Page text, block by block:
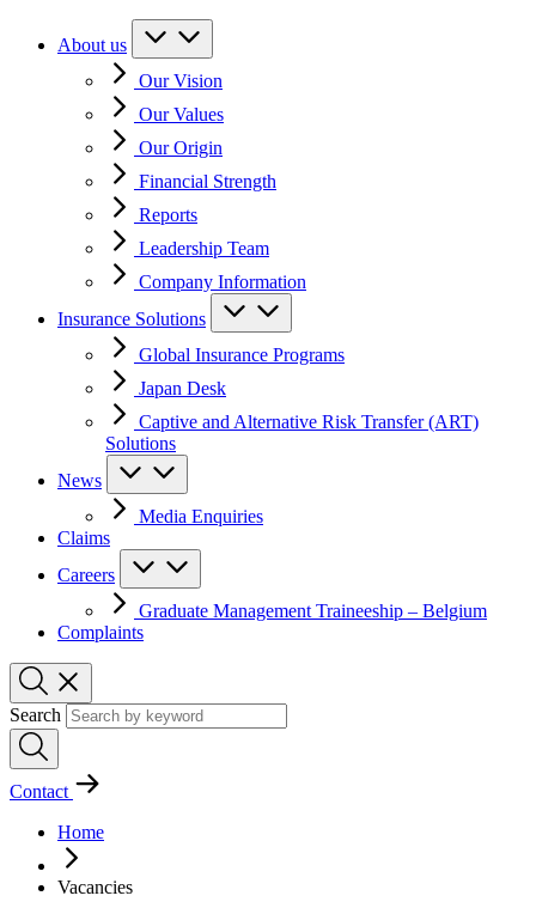
About us
Our Vision
Our Values
Our Origin
Financial Strength
Reports
Leadership Team
Company Information
Insurance Solutions
Global Insurance Programs
Japan Desk
Captive and Alternative Risk Transfer (ART)
Solutions
News
Media Enquiries
Claims
Careers
Graduate Management Traineeship – Belgium
Complaints
Search
Contact
Home
Vacancies